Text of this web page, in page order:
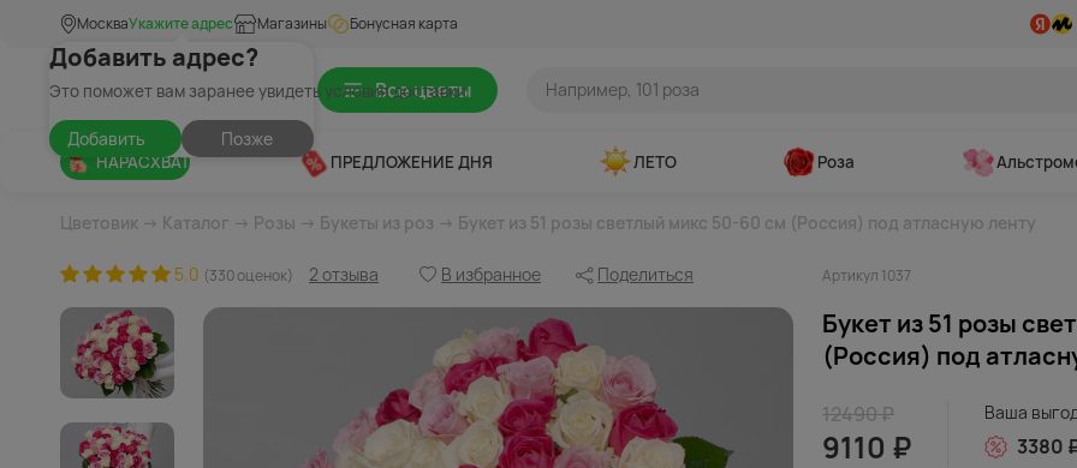
МоскваУкажите адрес
Добавить адрес?
Это поможет вам заранее увидеть условия доставки
Добавить Позже
Магазины Бонусная карта
Все цветы
НАРАСХВАТ ПРЕДЛОЖЕНИЕ ДНЯ ЛЕТО Роза
Цветовик → Каталог → Розы → Букеты из роз → Букет из 51 розы светлый микс 50-60 см (Россия) под атласную ленту
5.0 (330 оценок) 2 отзыва В избранное Поделиться Артикул 1037
Букет из 51 розы
(Россия) под
12490 ₽
9110 ₽
Ваша
3380